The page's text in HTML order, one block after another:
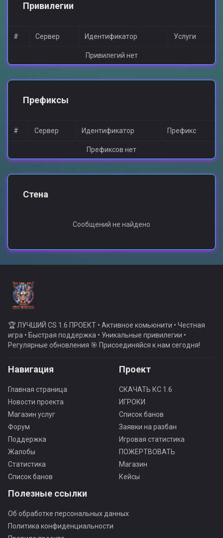
Привилегии
# Сервер Идентификатор Услуги
Привилегий нет
Префиксы
# Сервер Идентификатор Префикс
Префиксов нет
Стена
Сообщений не найдено
🏆 ЛУЧШИЙ CS 1.6 ПРОЕКТ • Активное комьюнити • Честная
игра • Быстрая поддержка • Уникальные привилегии •
Регулярные обновления 🎯 Присоединяйся к нам сегодня!
Навигация
Главная страница
Новости проекта
Магазин услуг
Форум
Поддержка
Жалобы
Статистика
Список банов
Проект
СКАЧАТЬ КС 1.6
ИГРОКИ
Список банов
Заявки на разбан
Игровая статистика
ПОЖЕРТВОВАТЬ
Магазин
Кейсы
Полезные ссылки
Об обработке персональных данных
Политика конфиденциальности